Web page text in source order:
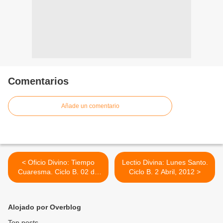
Comentarios
Añade un comentario
< Oficio Divino: Tiempo
Cuaresma. Ciclo B. 02 de
abril, 2012
Lectio Divina: Lunes Santo.
Ciclo B. 2 Abril, 2012 >
Alojado por Overblog